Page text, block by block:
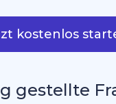
kostenlos
gestellte